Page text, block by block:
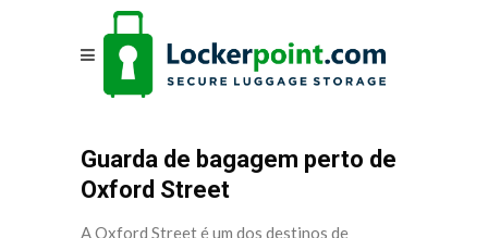
Guarda de bagagem perto de
Oxford Street
A Oxford Street é um dos destinos de